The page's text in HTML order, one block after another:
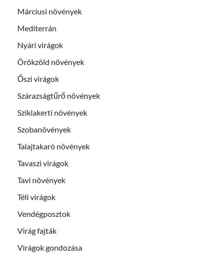
Márciusi növények
Mediterrán
Nyári virágok
Örökzöld növények
Őszi virágok
Szárazságtűrő növények
Sziklakerti növények
Szobanövények
Talajtakaró növények
Tavaszi virágok
Tavi növények
Téli virágok
Vendégposztok
Virág fajták
Virágok gondozása